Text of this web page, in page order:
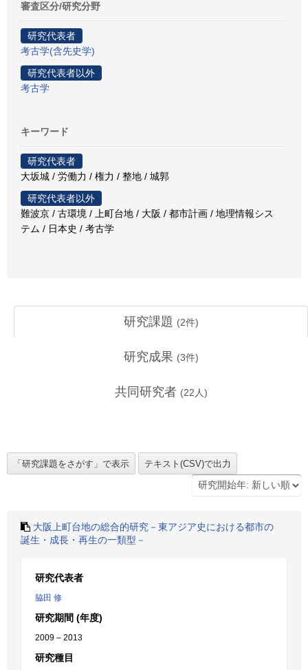
審査区分/研究分野
研究代表者
考古学(含先史学)
研究代表者以外
考古学
キーワード
研究代表者
大坂城 / 労働力 / 権力 / 整地 / 城郭
研究代表者以外
難波京 / 古環境 / 上町台地 / 大阪 / 都市計画 / 地理情報シス
テム / 日本史 / 考古学
研究課題 (2件)
研究成果 (3件)
共同研究者 (22 人)
大阪上町台地の総合的研究－東アジア史における都市の
誕生・成長・再生の一類型－
研究代表者
脇田 修
研究期間 (年度)
2009 – 2013
研究種目